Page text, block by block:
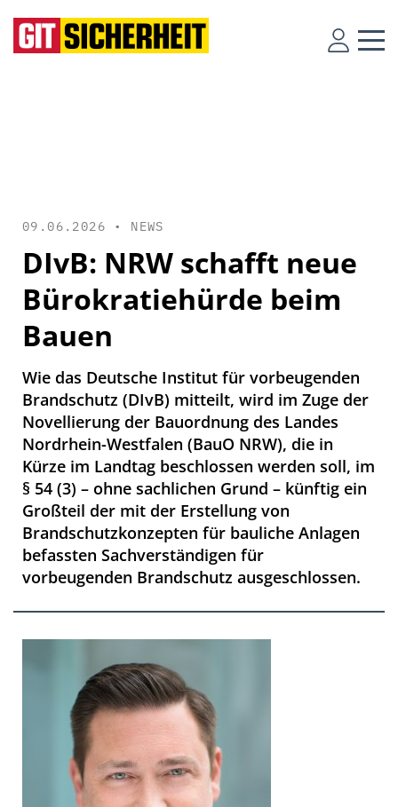
09.06.2026 • NEWS
DIvB: NRW schafft neue
Bürokratiehürde beim
Bauen
Wie das Deutsche Institut für vorbeugenden
Brandschutz (DIvB) mitteilt, wird im Zuge der
Novellierung der Bauordnung des Landes
Nordrhein-Westfalen (BauO NRW), die in
Kürze im Landtag beschlossen werden soll, im
§ 54 (3) – ohne sachlichen Grund – künftig ein
Großteil der mit der Erstellung von
Brandschutzkonzepten für bauliche Anlagen
befassten Sachverständigen für
vorbeugenden Brandschutz ausgeschlossen.